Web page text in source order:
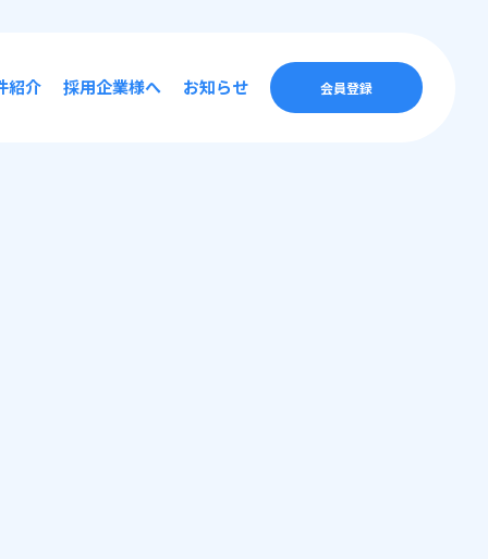
紹介 採用企業様へ お知らせ 会員登録